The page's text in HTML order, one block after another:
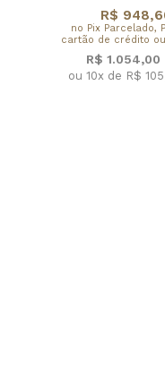
R$
no Pix Parcelado,
cartão de crédito
R$ 1.054,00
ou 10x de R$